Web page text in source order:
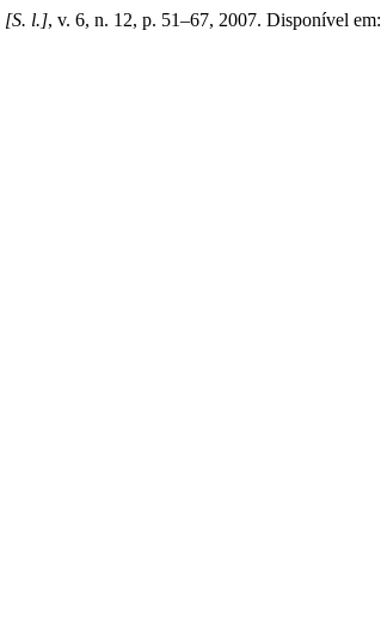
[S. l.], v. 6, n. 12, p. 51–67, 2007. Disponível em: